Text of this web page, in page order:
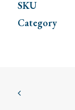
storia
SKU
Category